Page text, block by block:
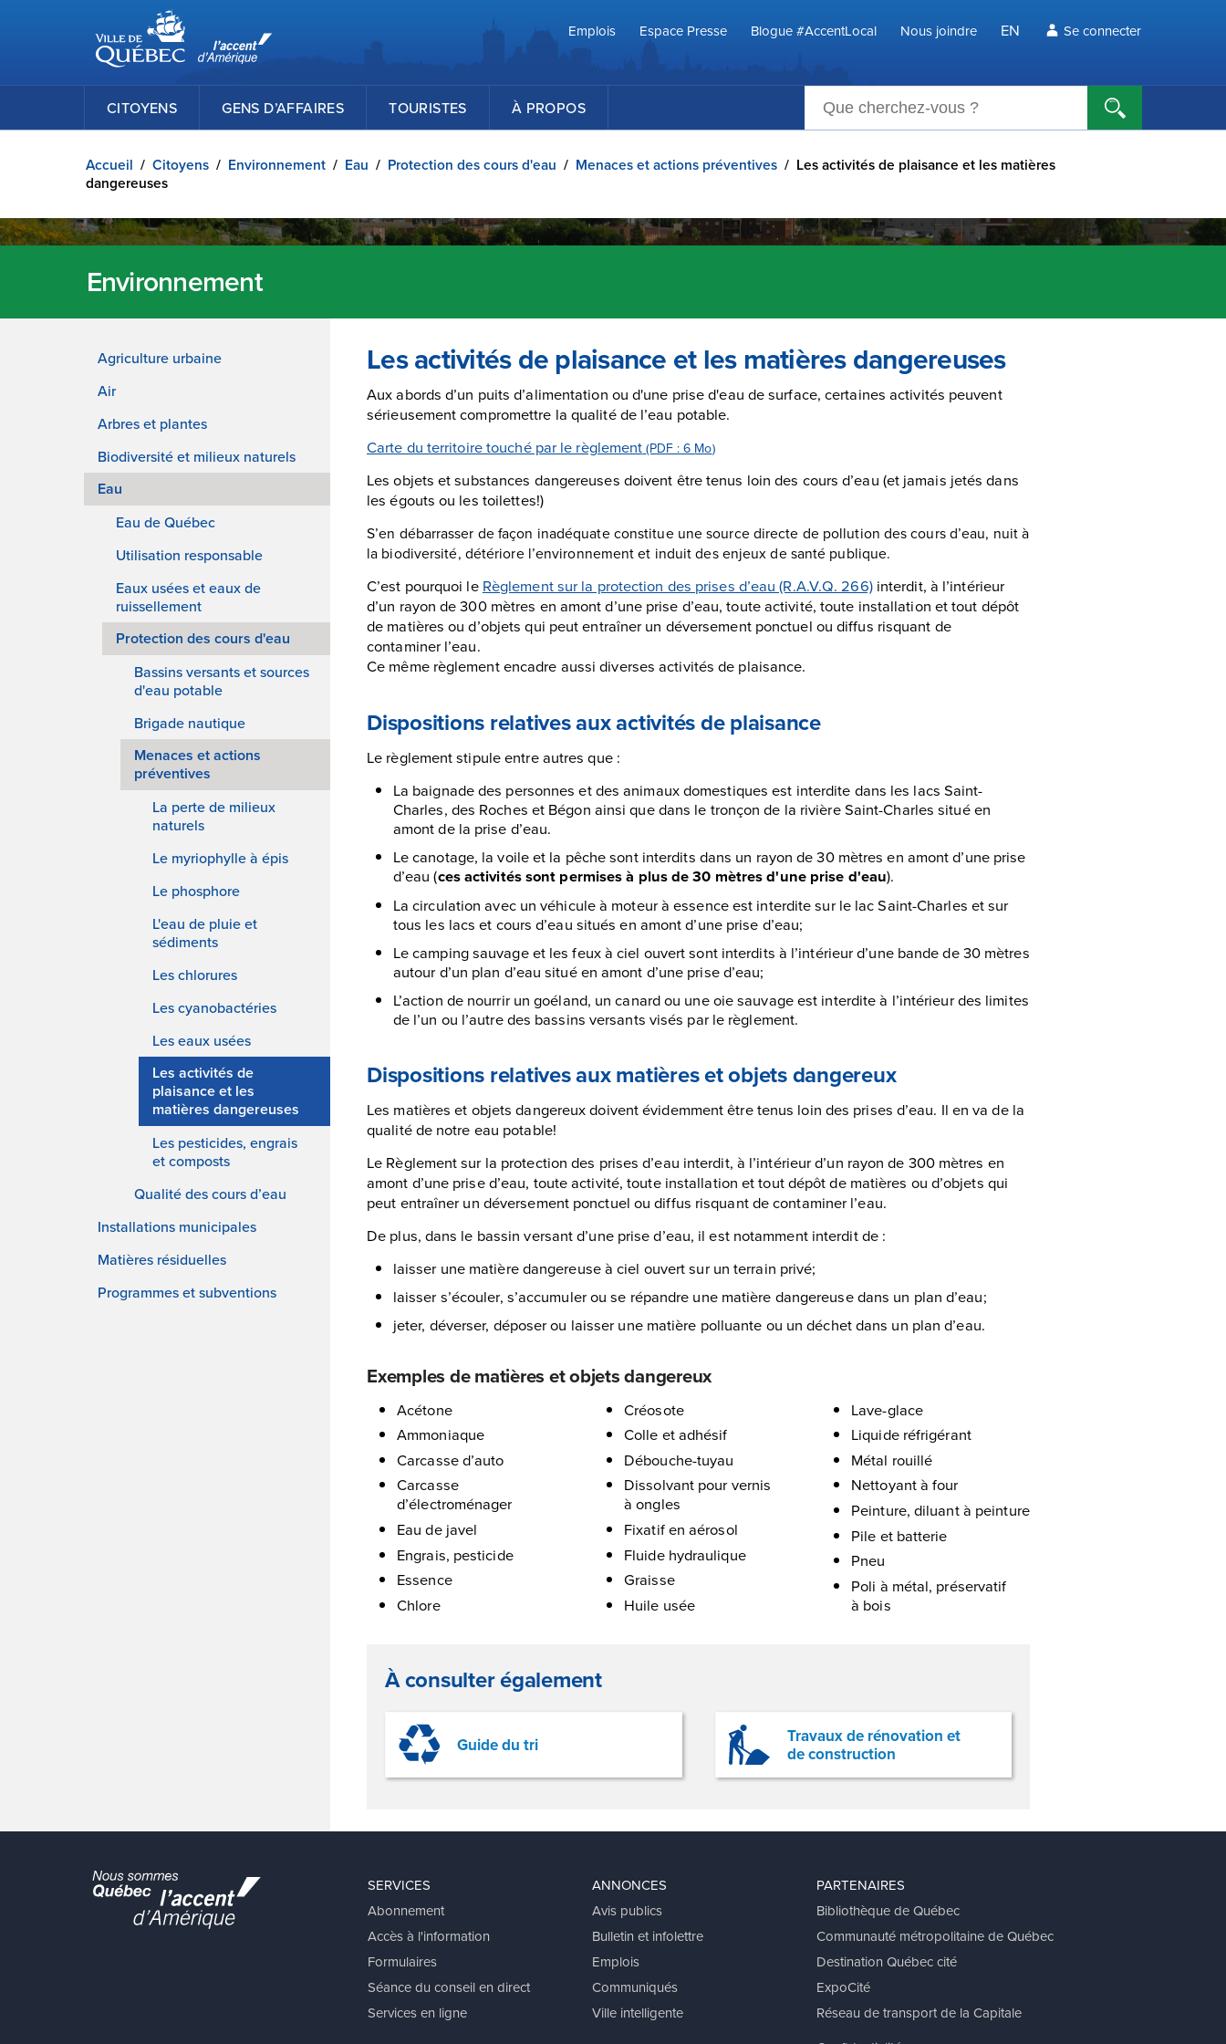
Passer au contenu principal
Ville de Québec
Emplois
Espace Presse Blogue #AccentLocal Nous joindre EN Se connecter
CITOYENS GENS D’AFFAIRES TOURISTES À PROPOS
Accueil / Citoyens / Environnement / Eau / Protection des cours d'eau / Menaces et actions préventives / Les activités de plaisance et les matières
dangereuses
Environnement
Agriculture urbaine
Air
Arbres et plantes
Biodiversité et milieux naturels
Eau
Eau de Québec
Utilisation responsable
Eaux usées et eaux de
ruissellement
Protection des cours d'eau
Bassins versants et sources
d'eau potable
Brigade nautique
Menaces et actions
préventives
La perte de milieux
naturels
Le myriophylle à épis
Le phosphore
L'eau de pluie et
sédiments
Les chlorures
Les cyanobactéries
Les eaux usées
Les activités de
plaisance et les
matières dangereuses
Les pesticides, engrais
et composts
Qualité des cours d’eau
Installations municipales
Matières résiduelles
Programmes et subventions
Les activités de plaisance et les matières dangereuses
Aux abords d’un puits d’alimentation ou d'une prise d'eau de surface, certaines activités peuvent
sérieusement compromettre la qualité de l’eau potable.
Carte du territoire touché par le règlement (PDF : 6 Mo)
Les objets et substances dangereuses doivent être tenus loin des cours d’eau (et jamais jetés dans
les égouts ou les toilettes!)
S’en débarrasser de façon inadéquate constitue une source directe de pollution des cours d’eau, nuit à
la biodiversité, détériore l’environnement et induit des enjeux de santé publique.
C’est pourquoi le Règlement sur la protection des prises d’eau (R.A.V.Q. 266)interdit, à l’intérieur
d’un rayon de 300 mètres en amont d’une prise d’eau, toute activité, toute installation et tout dépôt
de matières ou d’objets qui peut entraîner un déversement ponctuel ou diffus risquant de
contaminer l’eau.
Ce même règlement encadre aussi diverses activités de plaisance.
Dispositions relatives aux activités de plaisance
Le règlement stipule entre autres que :
La baignade des personnes et des animaux domestiques est interdite dans les lacs Saint-
Charles, des Roches et Bégon ainsi que dans le tronçon de la rivière Saint-Charles situé en
amont de la prise d’eau.
Le canotage, la voile et la pêche sont interdits dans un rayon de 30 mètres en amont d’une prise
d’eau (ces activités sont permises à plus de 30 mètres d'une prise d'eau).
La circulation avec un véhicule à moteur à essence est interdite sur le lac Saint-Charles et sur
tous les lacs et cours d’eau situés en amont d’une prise d’eau;
Le camping sauvage et les feux à ciel ouvert sont interdits à l’intérieur d’une bande de 30 mètres
autour d’un plan d’eau situé en amont d’une prise d’eau;
L’action de nourrir un goéland, un canard ou une oie sauvage est interdite à l’intérieur des limites
de l’un ou l’autre des bassins versants visés par le règlement.
Dispositions relatives aux matières et objets dangereux
Les matières et objets dangereux doivent évidemment être tenus loin des prises d’eau. Il en va de la
qualité de notre eau potable!
Le Règlement sur la protection des prises d’eau interdit, à l’intérieur d’un rayon de 300 mètres en
amont d’une prise d’eau, toute activité, toute installation et tout dépôt de matières ou d’objets qui
peut entraîner un déversement ponctuel ou diffus risquant de contaminer l’eau.
De plus, dans le bassin versant d’une prise d’eau, il est notamment interdit de :
laisser une matière dangereuse à ciel ouvert sur un terrain privé;
laisser s’écouler, s’accumuler ou se répandre une matière dangereuse dans un plan d’eau;
jeter, déverser, déposer ou laisser une matière polluante ou un déchet dans un plan d’eau.
Exemples de matières et objets dangereux
Acétone
Ammoniaque
Carcasse d’auto
Carcasse
d’électroménager
Eau de javel
Engrais, pesticide
Essence
Chlore
Créosote
Colle et adhésif
Débouche-tuyau
Dissolvant pour vernis
à ongles
Fixatif en aérosol
Fluide hydraulique
Graisse
Huile usée
Lave-glace
Liquide réfrigérant
Métal rouillé
Nettoyant à four
Peinture, diluant à peinture
Pile et batterie
Pneu
Poli à métal, préservatif
à bois
À consulter également
Guide du tri
Travaux de rénovation et
de construction
SERVICES
Abonnement
Accès à l'information
Formulaires
Séance du conseil en direct
Services en ligne
ANNONCES
Avis publics
Bulletin et infolettre
Emplois
Communiqués
Ville intelligente
PARTENAIRES
Bibliothèque de Québec
Communauté métropolitaine de Québec
Destination Québec cité
ExpoCité
Réseau de transport de la Capitale